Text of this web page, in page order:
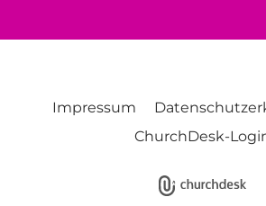
Impressum
ChurchDesk-